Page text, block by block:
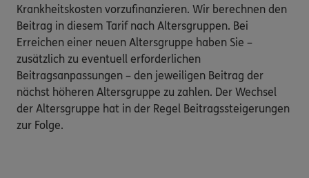
Krankheitskosten vorzufinanzieren. Wir berechnen den
Beitrag in diesem Tarif nach Altersgruppen. Bei
Erreichen einer neuen Altersgruppe haben Sie –
zusätzlich zu eventuell erforderlichen
Beitragsanpassungen – den jeweiligen Beitrag der
nächst höheren Altersgruppe zu zahlen. Der Wechsel
der Altersgruppe hat in der Regel Beitragssteigerungen
zur Folge.